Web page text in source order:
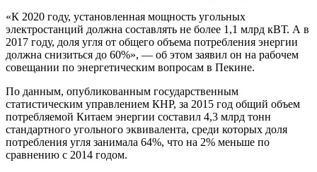
«К 2020 году, установленная мощность угольных
электростанций должна составлять не более 1,1 млрд кВТ. А в
2017 году, доля угля от общего объема потребления энергии
должна снизиться до 60%», — об этом заявил он на рабочем
совещании по энергетическим вопросам в Пекине.
По данным, опубликованным государственным
статистическим управлением КНР, за 2015 год общий объем
потребляемой Китаем энергии составил 4,3 млрд тонн
стандартного угольного эквивалента, среди которых доля
потребления угля занимала 64%, что на 2% меньше по
сравнению с 2014 годом.